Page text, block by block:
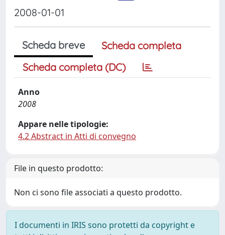
2008-01-01
Scheda breve
Scheda completa
Scheda completa (DC)
Anno
2008
Appare nelle tipologie:
4.2 Abstract in Atti di convegno
File in questo prodotto:
Non ci sono file associati a questo prodotto.
I documenti in IRIS sono protetti da copyright e